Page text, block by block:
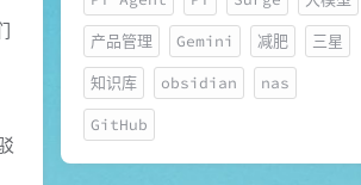
产品管理 Gemini 减肥 三星
知识库 obsidian nas
GitHub